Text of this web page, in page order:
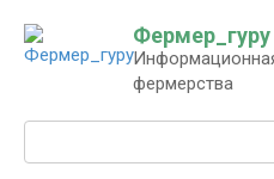
контенту
Фермер_гуру
фермерства
Поиск: